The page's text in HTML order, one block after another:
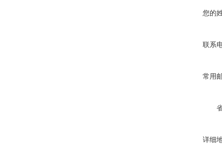
您的
联系
常用
详细